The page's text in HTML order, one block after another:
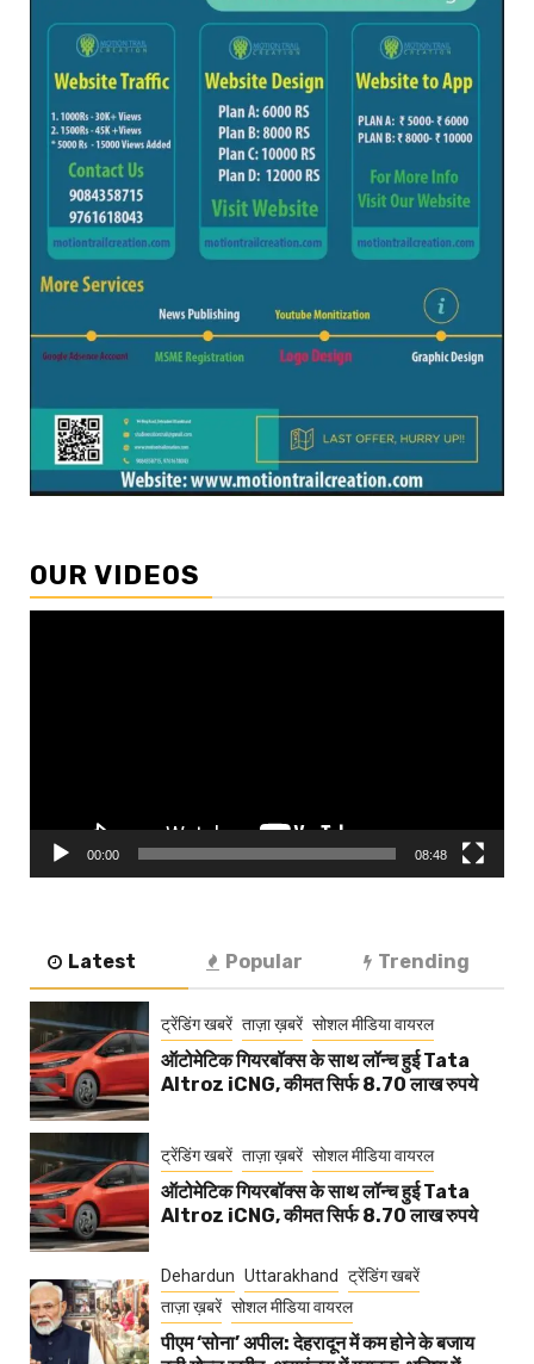
OUR VIDEOS
00:00 08:48
Latest Popular Trending
ट्रेंडिंग खबरें ताज़ा ख़बरें सोशल मीडिया वायरल
ऑटोमेटिक गियरबॉक्स के साथ लॉन्च हुई Tata
Altroz iCNG, कीमत सिर्फ 8.70 लाख रुपये
ट्रेंडिंग खबरें ताज़ा ख़बरें सोशल मीडिया वायरल
ऑटोमेटिक गियरबॉक्स के साथ लॉन्च हुई Tata
Altroz iCNG, कीमत सिर्फ 8.70 लाख रुपये
Dehardun Uttarakhand
ट्रेंडिंग खबरें
ताज़ा ख़बरें सोशल मीडिया वायरल
पीएम ‘सोना’ अपील: देहरादून में कम होने के बजाय